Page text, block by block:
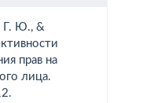
Г. Ю., &
прав на
лица.